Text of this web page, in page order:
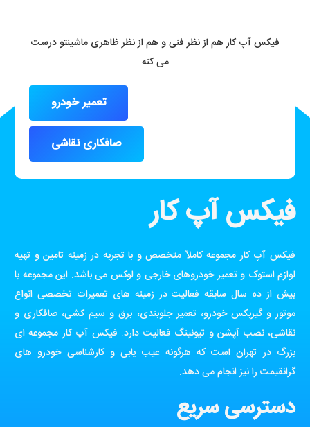
فیکس آپ کار هم از نظر فنی و هم از نظر ظاهری ماشینتو درست
می کنه
تعمیر خودرو
صافکاری نقاشی
فیکس آپ کار
فیکس آپ کار مجموعه کاملاً متخصص و با تجربه در زمینه تامین و تهیه
لوازم استوک و تعمیر خودروهای خارجی و لوکس می باشد. این مجموعه با
بیش از ده سال سابقه فعالیت در زمینه های تعمیرات تخصصی انواع
موتور و گیربکس خودرو، تعمیر جلوبندی، برق و سیم کشی، صافکاری و
نقاشی، نصب آپشن و تیونینگ فعالیت دارد. فیکس آپ کار مجموعه ای
بزرگ در تهران است که هرگونه عیب یابی و کارشناسی خودرو های
گرانقیمت را نیز انجام می دهد.
دسترسی سریع